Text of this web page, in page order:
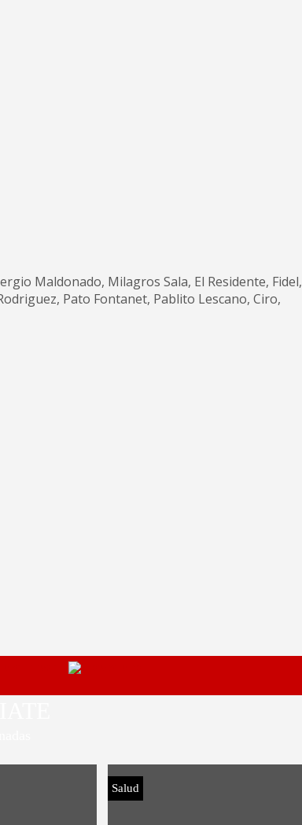
Maldonado, Milagros Sala, El Residente, Fidel,
Pato Fontanet, Pablito Lescano, Ciro,
Salud